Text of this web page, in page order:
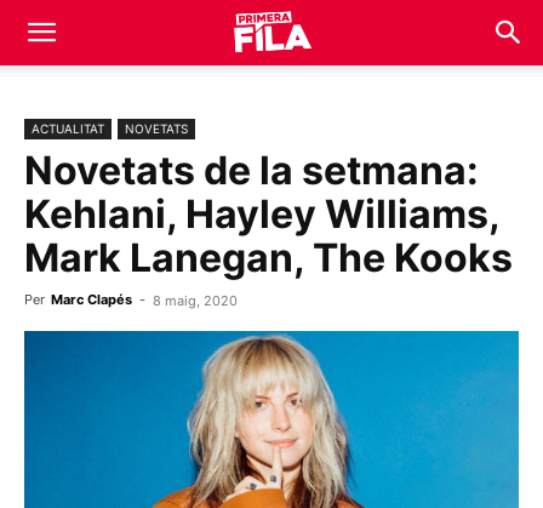
ACTUALITAT NOVETATS
Novetats de la setmana:
Kehlani, Hayley Williams,
Mark Lanegan, The Kooks
Per Marc Clapés - 8 maig, 2020